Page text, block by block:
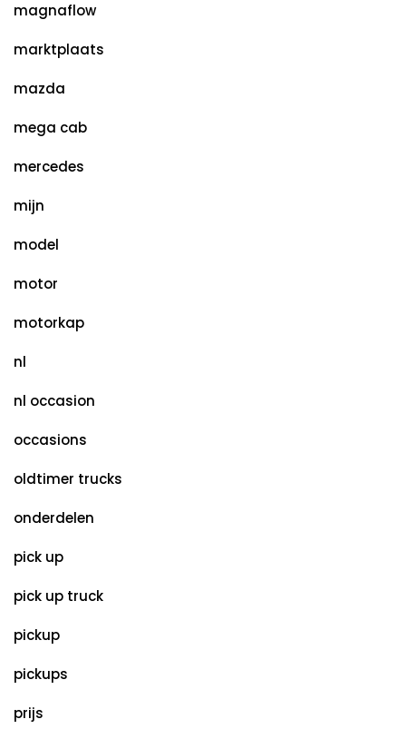
magnaflow
marktplaats
mazda
mega cab
mercedes
mijn
model
motor
motorkap
nl
nl occasion
occasions
oldtimer trucks
onderdelen
pick up
pick up truck
pickup
pickups
prijs